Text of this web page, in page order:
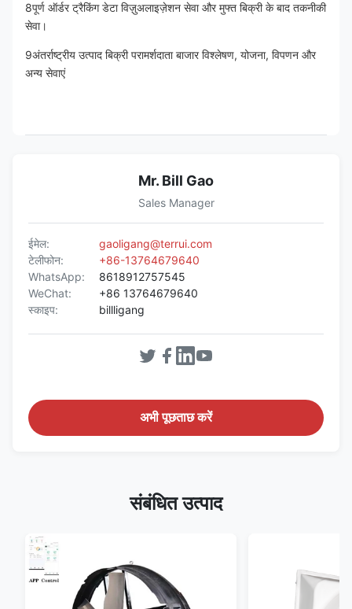
8पूर्ण ऑर्डर ट्रैकिंग डेटा विज़ुअलाइज़ेशन सेवा और मुफ्त बिक्री के बाद तकनीकी
सेवा।
9अंतर्राष्ट्रीय उत्पाद बिक्री परामर्शदाता बाजार विश्लेषण, योजना, विपणन और
अन्य सेवाएं
Mr. Bill Gao
Sales Manager
ईमेल:
gaoligang@terrui.com
टेलीफोन:
+86-13764679640
WhatsApp:
8618912757545
WeChat:
+86 13764679640
स्काइप:
billligang
अभी पूछताछ करें
संबंधित उत्पाद